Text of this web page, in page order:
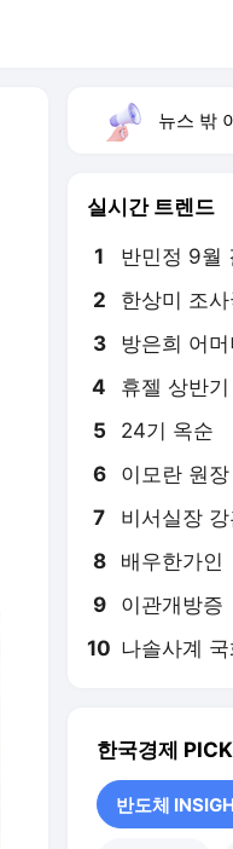
뉴스 밖 이
실시간 트렌드
1 반민정 9월
2 한상미 조
4 휴젤 상반기
5 24기 옥순
6 이모란 원장
7 비서실장 강
8 배우한가인
9 이관개방증
10 나솔사계
한국경제 PICK
반도체